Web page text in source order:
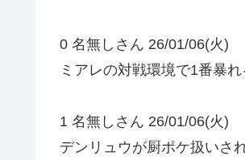
0 名無しさん 26/01/06(火)
ミアレの対戦環境で1番暴
1 名無しさん 26/01/06(火)
デンリュウが厨ポケ扱いさ